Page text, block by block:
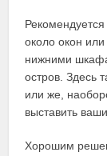
Рекомендуется
около окон
нижними
остров. Здесь
или же,
выставить
Хорошим